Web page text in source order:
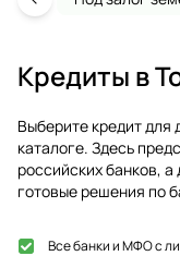
Кредиты в
Выберите кредит
каталоге. Здесь
российских банков,
готовые решения по
Все банки и МФО с